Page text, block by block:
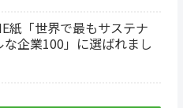
紙「世界で最もサステナ
な企業100」に選ばれまし